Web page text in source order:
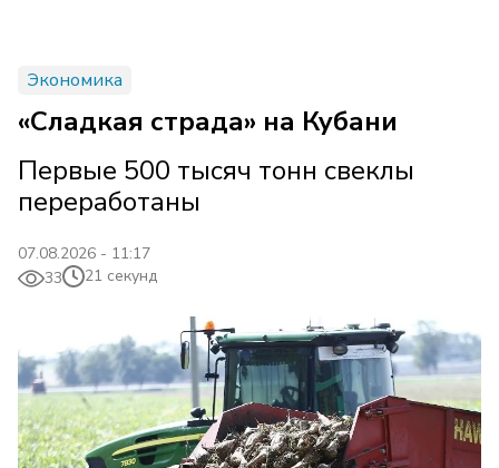
Экономика
«Сладкая страда» на Кубани
Первые 500 тысяч тонн свеклы
переработаны
07.08.2026 - 11:17
33
21 секунд